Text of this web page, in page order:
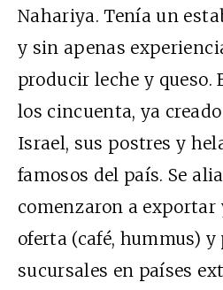
Nahariya. Tenía un
y sin apenas
producir leche y queso.
los cincuenta, ya
Israel, sus postres y
famosos del país. Se
comenzaron a
oferta (café, hummus)
sucursales en países